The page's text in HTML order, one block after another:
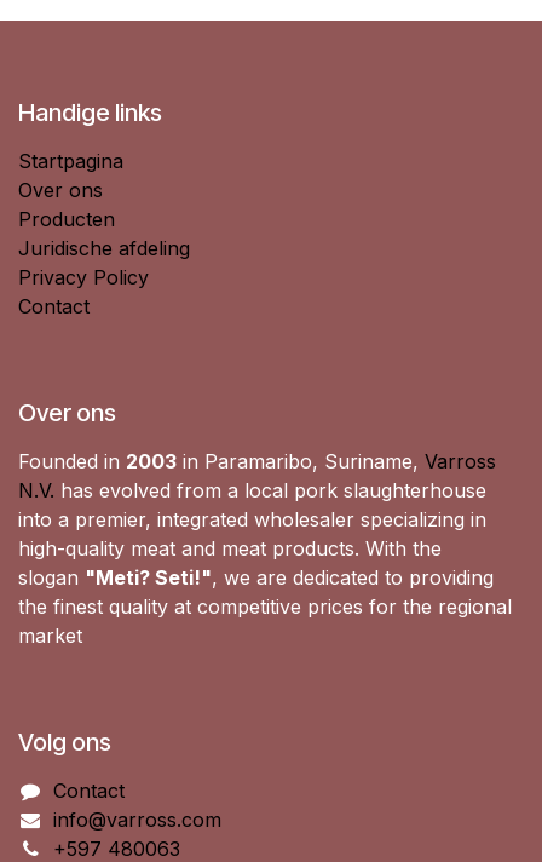
Handige links
Startpagina
Over ons
Producten
Juridische afdeling
Privacy Policy
Contact
Over ons
Founded in 2003 in Paramaribo, Suriname, Varross
N.V. has evolved from a local pork slaughterhouse
into a premier, integrated wholesaler specializing in
high-quality meat and meat products. With the
slogan "Meti? Seti!", we are dedicated to providing
the finest quality at competitive prices for the regional
market
Volg ons
Contact
info@varross.com
+597 480063